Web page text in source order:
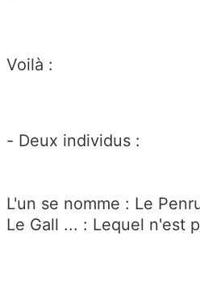
Voilà :
- Deux individus :
L'un se nomme : Le
Le Gall ... : Lequel n'est